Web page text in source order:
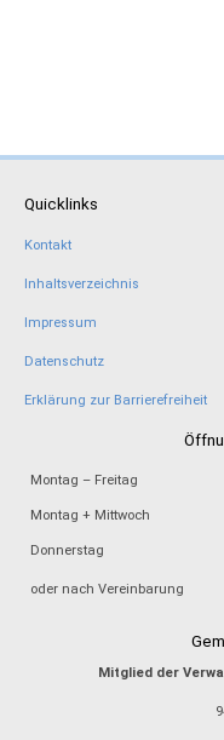
Quicklinks
Kontakt
Inhaltsverzeichnis
Impressum
Datenschutz
Erklärung zur Barrierefreiheit
Montag – Freitag
Montag + Mittwoch
Donnerstag
oder nach Vereinbarung
Mitglied der